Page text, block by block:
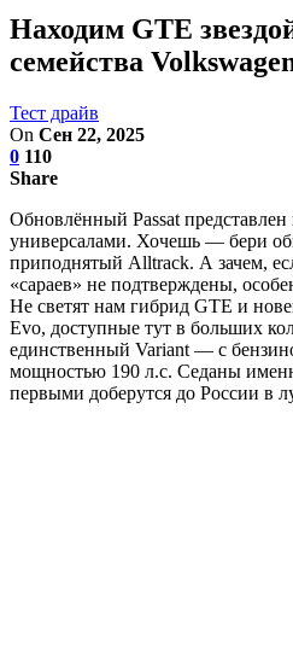
Находим GTE
семейства
Тест драйв
On Сен 22, 2025
0 110
Share
Обновлённый Passat представлен
универсалами. Хочешь — бери
приподнятый Alltrack. А зачем,
«сараев» не подтверждены,
Не светят нам гибрид GTE и
Evo, доступные тут в больших
единственный Variant — с
мощностью 190 л.с. Седаны
первыми доберутся до России в